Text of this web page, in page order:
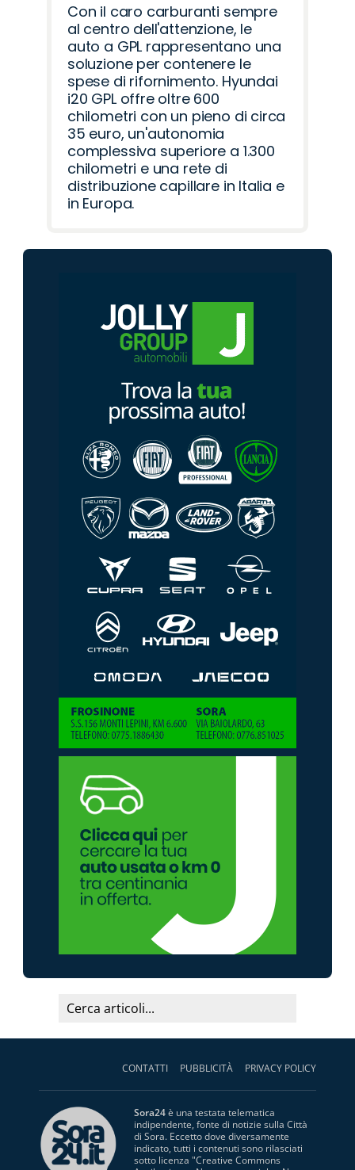
Con il caro carburanti sempre
al centro dell'attenzione, le
auto a GPL rappresentano una
soluzione per contenere le
spese di rifornimento. Hyundai
i20 GPL offre oltre 600
chilometri con un pieno di circa
35 euro, un'autonomia
complessiva superiore a 1.300
chilometri e una rete di
distribuzione capillare in Italia e
in Europa.
CONTATTI PUBBLICITÀ PRIVACY POLICY
Sora24è una testata telematica
indipendente, fonte di notizie sulla Città
di Sora. Eccetto dove diversamente
indicato, tutti i contenuti sono rilasciati
sotto licenza "Creative Commons